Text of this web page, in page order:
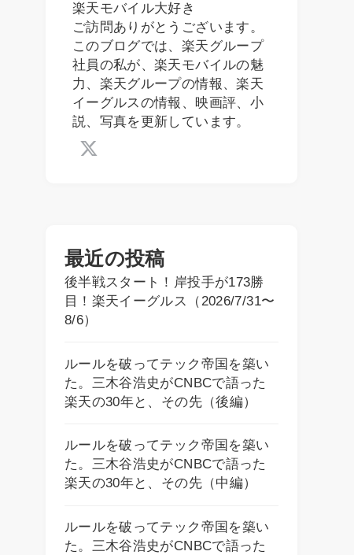
楽天モバイル大好き
ご訪問ありがとうございます。
このブログでは、楽天グループ
社員の私が、楽天モバイルの魅
力、楽天グループの情報、楽天
イーグルスの情報、映画評、小
説、写真を更新しています。
最近の投稿
後半戦スタート！岸投手が173勝
目！楽天イーグルス（2026/7/31〜
8/6）
ルールを破ってテック帝国を築い
た。三木谷浩史がCNBCで語った
楽天の30年と、その先（後編）
ルールを破ってテック帝国を築い
た。三木谷浩史がCNBCで語った
楽天の30年と、その先（中編）
ルールを破ってテック帝国を築い
た。三木谷浩史がCNBCで語った